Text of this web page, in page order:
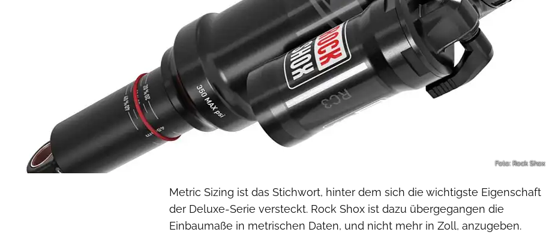
Foto: Rock Shox
Metric Sizing ist das Stichwort, hinter dem sich die wichtigste Eigenschaft
der Deluxe-Serie versteckt. Rock Shox ist dazu übergegangen die
Einbaumaße in metrischen Daten, und nicht mehr in Zoll, anzugeben.